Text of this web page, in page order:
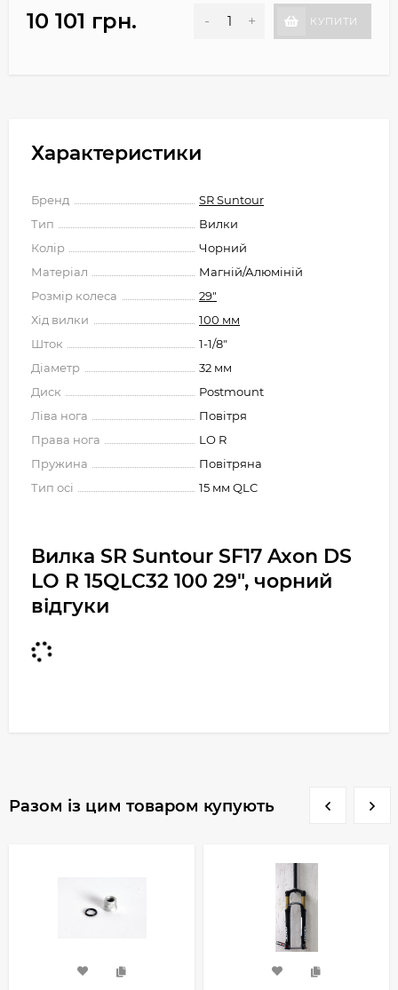
10 101 грн. - + КУПИТИ
Характеристики
Бренд
SR Suntour
Тип
Вилки
Колір
Чорний
Матеріал
Магній/Алюміній
Розмір колеса
29"
Хід вилки
100 мм
Шток
1-1/8"
Діаметр
32 мм
Диск
Postmount
Ліва нога
Повітря
Права нога
LO R
Пружина
Повітряна
Тип осі
15 мм QLC
Вилка SR Suntour SF17 Axon DS
LO R 15QLC32 100 29", чорний
відгуки
Разом із цим товаром купують